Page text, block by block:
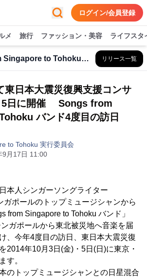
ログイン/会員登録
メ 旅行 ファッション・美容 ライフスタ
Songs from Singapore to Tohoku 実行委員会 リリース一覧
東日本大震災復興支援コンサ
5日に開催 Songs from
バンド4度目の訪日
to Tohoku 実行委員会
9月17日 11:00
本人シンガーソングライター
ガポールのトップミュージシャンから
from Singapore to Tohoku バンド」
ガポールから東北被災地へ音楽を届
、今年4度目の訪日、東日本大震災復
2014年10月3日(金)・5日(日)に東京・
す。
のトップミュージシャンとの日星混合